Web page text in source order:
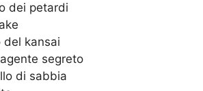
dei petardi
del kansai
segreto
di sabbia